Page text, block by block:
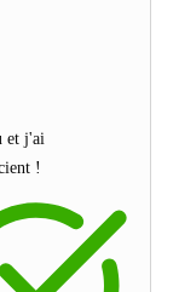
et j'ai
!